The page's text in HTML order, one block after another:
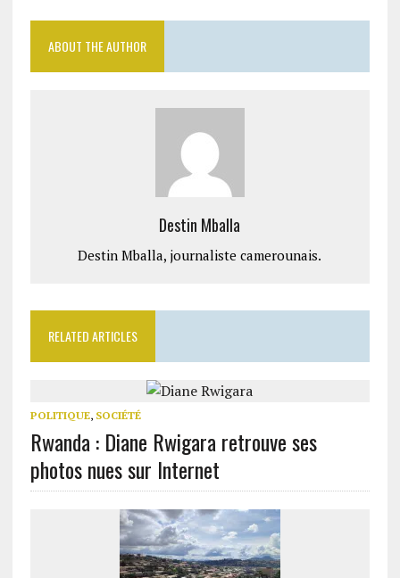
ABOUT THE AUTHOR
Destin Mballa
Destin Mballa, journaliste camerounais.
RELATED ARTICLES
POLITIQUE, SOCIÉTÉ
Rwanda : Diane Rwigara retrouve ses
photos nues sur Internet